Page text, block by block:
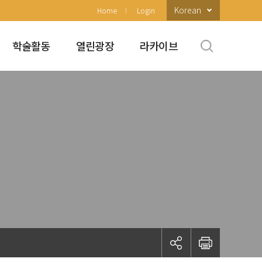
Home Login Korean
학술활동 열린광장 라카이브